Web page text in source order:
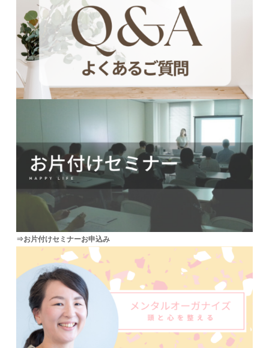
⇒お片付けセミナーお申込み